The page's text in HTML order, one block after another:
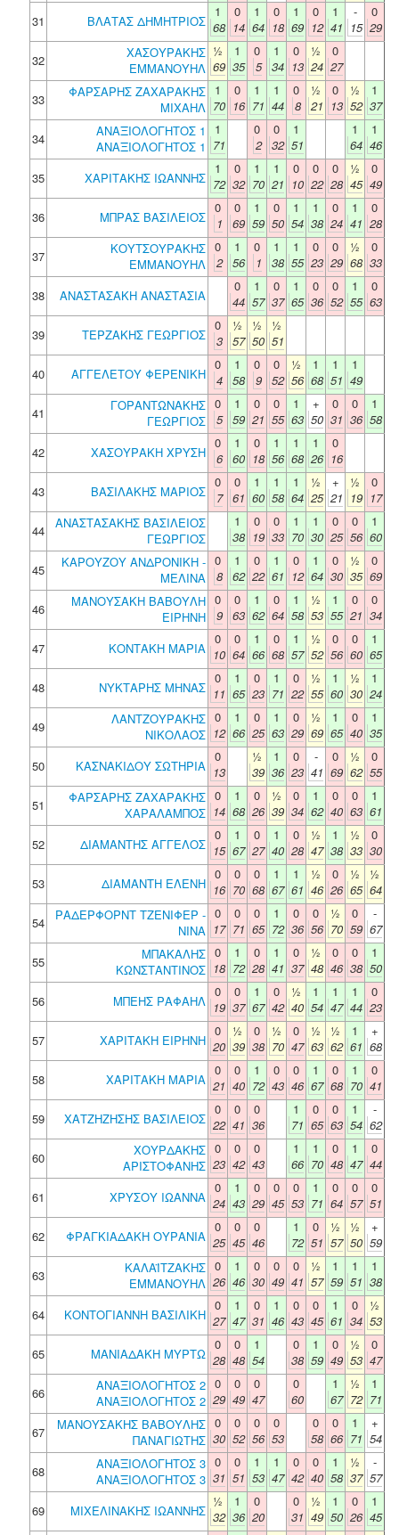
31
ΒΛΑΤΑΣ ΔΗΜΗΤΡΙΟΣ
1
68
0
14
1
64
0
18
1
69
0
12
1
41
-
15
0
29
32
ΧΑΣΟΥΡΑΚΗΣ
ΕΜΜΑΝΟΥΗΛ
½
69
1
35
0
5
1
34
0
13
½
24
0
27
33
ΦΑΡΣΑΡΗΣ ΖΑΧΑΡΑΚΗΣ
ΜΙΧΑΗΛ
1
70
0
16
1
71
1
44
0
8
½
21
0
13
½
52
1
37
34
ΑΝΑΞΙΟΛΟΓΗΤΟΣ 1
ΑΝΑΞΙΟΛΟΓΗΤΟΣ 1
1
71
0
2
0
32
1
51
1
64
1
46
35
ΧΑΡΙΤΑΚΗΣ ΙΩΑΝΝΗΣ
1
72
0
32
1
70
1
21
0
10
0
22
0
28
½
45
0
49
36
ΜΠΡΑΣ ΒΑΣΙΛΕΙΟΣ
0
1
0
69
1
59
0
50
1
54
1
38
0
24
1
41
0
28
37
ΚΟΥΤΣΟΥΡΑΚΗΣ
ΕΜΜΑΝΟΥΗΛ
0
2
1
56
0
1
1
38
1
55
0
23
0
29
½
68
0
33
38
ΑΝΑΣΤΑΣΑΚΗ ΑΝΑΣΤΑΣΙΑ
0
44
1
57
0
37
1
65
0
36
0
52
1
55
0
63
39
ΤΕΡΖΑΚΗΣ ΓΕΩΡΓΙΟΣ
0
3
½
57
½
50
½
51
40
ΑΓΓΕΛΕΤΟΥ ΦΕΡΕΝΙΚΗ
0
4
1
58
0
9
0
52
½
56
1
68
1
51
1
49
41
ΓΟΡΑΝΤΩΝΑΚΗΣ
ΓΕΩΡΓΙΟΣ
0
5
1
59
0
21
0
55
1
63
+
50
0
31
0
36
1
58
42
ΧΑΣΟΥΡΑΚΗ ΧΡΥΣΗ
0
6
1
60
0
18
1
56
1
68
1
26
0
16
43
ΒΑΣΙΛΑΚΗΣ ΜΑΡΙΟΣ
0
7
0
61
1
60
1
58
1
64
½
25
+
21
½
19
0
17
44
ΑΝΑΣΤΑΣΑΚΗΣ ΒΑΣΙΛΕΙΟΣ
ΓΕΩΡΓΙΟΣ
1
38
0
19
0
33
1
70
1
30
0
25
0
56
1
60
45
ΚΑΡΟΥΖΟΥ ΑΝΔΡΟΝΙΚΗ -
ΜΕΛΙΝΑ
0
8
1
62
0
22
1
61
0
12
1
64
0
30
½
35
0
69
46
ΜΑΝΟΥΣΑΚΗ ΒΑΒΟΥΛΗ
ΕΙΡΗΝΗ
0
9
0
63
1
62
0
64
1
58
½
53
1
55
0
21
0
34
47
ΚΟΝΤΑΚΗ ΜΑΡΙΑ
0
10
0
64
1
66
0
68
1
57
½
52
0
56
0
60
1
65
48
ΝΥΚΤΑΡΗΣ ΜΗΝΑΣ
0
11
1
65
0
23
1
71
0
22
½
55
1
60
½
30
1
24
49
ΛΑΝΤΖΟΥΡΑΚΗΣ
ΝΙΚΟΛΑΟΣ
0
12
1
66
0
25
1
63
0
29
½
69
1
65
0
40
1
35
50
ΚΑΣΝΑΚΙΔΟΥ ΣΩΤΗΡΙΑ
0
13
½
39
1
36
0
23
-
41
0
69
½
62
0
55
51
ΦΑΡΣΑΡΗΣ ΖΑΧΑΡΑΚΗΣ
ΧΑΡΑΛΑΜΠΟΣ
0
14
1
68
0
26
½
39
0
34
1
62
0
40
0
63
1
61
52
ΔΙΑΜΑΝΤΗΣ ΑΓΓΕΛΟΣ
0
15
1
67
0
27
1
40
0
28
½
47
1
38
½
33
0
30
53
ΔΙΑΜΑΝΤΗ ΕΛΕΝΗ
0
16
0
70
0
68
1
67
1
61
½
46
0
26
½
65
½
64
54
ΡΑΔΕΡΦΟΡΝΤ ΤΖΕΝΙΦΕΡ -
ΝΙΝΑ
0
17
0
71
0
65
1
72
0
36
0
56
½
70
0
59
-
67
55
ΜΠΑΚΑΛΗΣ
ΚΩΝΣΤΑΝΤΙΝΟΣ
0
18
1
72
0
28
1
41
0
37
½
48
0
46
0
38
1
50
56
ΜΠΕΗΣ ΡΑΦΑΗΛ
0
19
0
37
1
67
0
42
½
40
1
54
1
47
1
44
0
23
57
ΧΑΡΙΤΑΚΗ ΕΙΡΗΝΗ
0
20
½
39
0
38
½
70
0
47
½
63
½
62
1
61
+
68
58
ΧΑΡΙΤΑΚΗ ΜΑΡΙΑ
0
21
0
40
1
72
0
43
0
46
1
67
0
68
1
70
0
41
59
ΧΑΤΖΗΖΗΣΗΣ ΒΑΣΙΛΕΙΟΣ
0
22
0
41
0
36
1
71
0
65
0
63
1
54
-
62
60
ΧΟΥΡΔΑΚΗΣ
ΑΡΙΣΤΟΦΑΝΗΣ
0
23
0
42
0
43
1
66
1
70
0
48
1
47
0
44
61
ΧΡΥΣΟΥ ΙΩΑΝΝΑ
0
24
1
43
0
29
0
45
0
53
1
71
0
64
0
57
0
51
62
ΦΡΑΓΚΙΑΔΑΚΗ ΟΥΡΑΝΙΑ
0
25
0
45
0
46
1
72
0
51
½
57
½
50
+
59
63
ΚΑΛΑΪΤΖΑΚΗΣ
ΕΜΜΑΝΟΥΗΛ
0
26
1
46
0
30
0
49
0
41
½
57
1
59
1
51
1
38
64
ΚΟΝΤΟΓΙΑΝΝΗ ΒΑΣΙΛΙΚΗ
0
27
1
47
0
31
1
46
0
43
0
45
1
61
0
34
½
53
65
ΜΑΝΙΑΔΑΚΗ ΜΥΡΤΩ
0
28
0
48
1
54
0
38
1
59
0
49
½
53
0
47
66
ΑΝΑΞΙΟΛΟΓΗΤΟΣ 2
ΑΝΑΞΙΟΛΟΓΗΤΟΣ 2
0
29
0
49
0
47
0
60
1
67
½
72
1
71
67
ΜΑΝΟΥΣΑΚΗΣ ΒΑΒΟΥΛΗΣ
ΠΑΝΑΓΙΩΤΗΣ
0
30
0
52
0
56
0
53
0
58
0
66
1
71
+
54
68
ΑΝΑΞΙΟΛΟΓΗΤΟΣ 3
ΑΝΑΞΙΟΛΟΓΗΤΟΣ 3
0
31
0
51
1
53
1
47
0
42
0
40
1
58
½
37
-
57
69
ΜΙΧΕΛΙΝΑΚΗΣ ΙΩΑΝΝΗΣ
½
32
1
36
0
20
0
31
½
49
1
50
0
26
1
45